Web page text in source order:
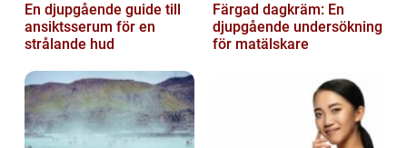
En djupgående guide till
ansiktsserum för en
strålande hud
Färgad dagkräm: En
djupgående undersökning
för matälskare